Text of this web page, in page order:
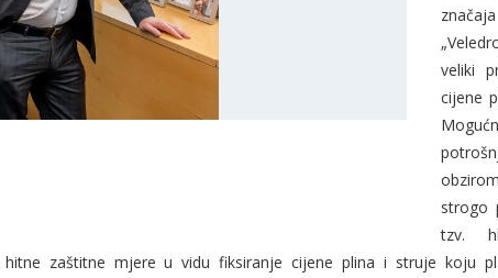
veliki
cijene
strogo
tzv.
zaštitne mjere u vidu fiksiranje cijene plina i struje koju